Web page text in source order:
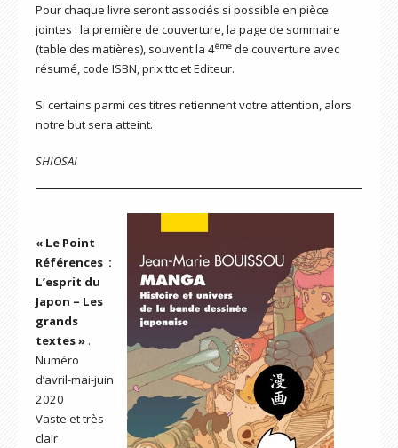
Pour chaque livre seront associés si possible en pièce
jointes : la première de couverture, la page de sommaire
(table des matières), souvent la 4èmede couverture avec
résumé, code ISBN, prix ttc et Editeur.
Si certains parmi ces titres retiennent votre attention, alors
notre but sera atteint.
SHIOSAI
« Le Point
Références :
L’esprit du
Japon – Les
grands
textes ».
Numéro
d’avril-mai-juin
2020
Vaste et très
clair